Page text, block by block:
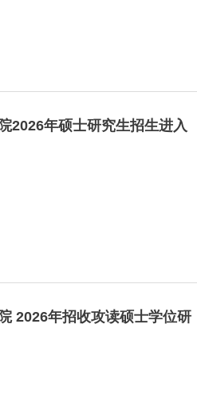
2026年硕士研究生招生进入
2026年招收攻读硕士学位研